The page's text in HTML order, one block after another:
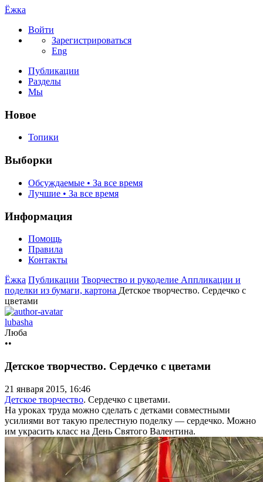
Ёжка
Войти
Зарегистрироваться
Eng
Публикации
Разделы
Мы
Новое
Топики
Выборки
Обсуждаемые • За все время
Лучшие • За все время
Информация
Помощь
Правила
Контакты
Ёжка Публикации Творчество и рукоделие Аппликации и
поделки из бумаги, картона Детское творчество. Сердечко с
цветами
lubasha
Люба
••
Детское творчество. Сердечко с цветами
21 января 2015, 16:46
Детское творчество. Сердечко с цветами.
На уроках труда можно сделать с детками совместными
усилиями вот такую прелестную поделку — сердечко. Можно
им украсить класс на День Святого Валентина.